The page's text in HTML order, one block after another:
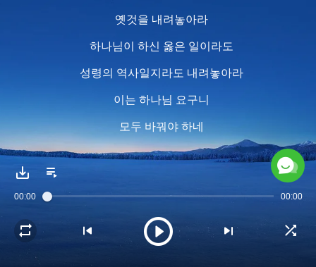
옛것을 내려놓아라
하나님이 하신 옳은 일이라도
성령의 역사일지라도 내려놓아라
이는 하나님 요구니
모두 바꿔야 하네
2
고수하지 않으며
00:00 00:00